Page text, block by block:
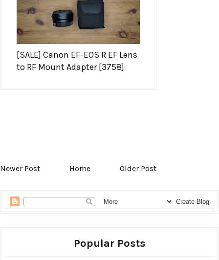
[SALE] Canon EF-EOS R EF Lens
to RF Mount Adapter [3758]
Newer Post Home Older Post
Popular Posts